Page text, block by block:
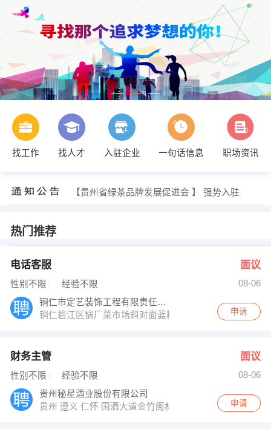
找工作 找人才 入驻企业 一句话信息
职场资讯
【贵州省绿茶品牌发展促进会 】 强势入驻
李经理 发布 [行政文员 ] 招聘信息
【贵州鑫海超线楼宇工程有限公司 】 强势入驻
热门推荐
电话客服 面议
性别不限 经验不限
08-06
铜仁市定艺装饰工程有限责任公司
铜仁碧江区锅厂菜市场斜对面蓝精灵幼儿园二楼定艺装饰
申请
财务主管 面议
性别不限 经验不限
08-06
贵州秘星酒业股份有限公司
贵州 遵义 仁怀 国酒大道金竹阁林26D
申请